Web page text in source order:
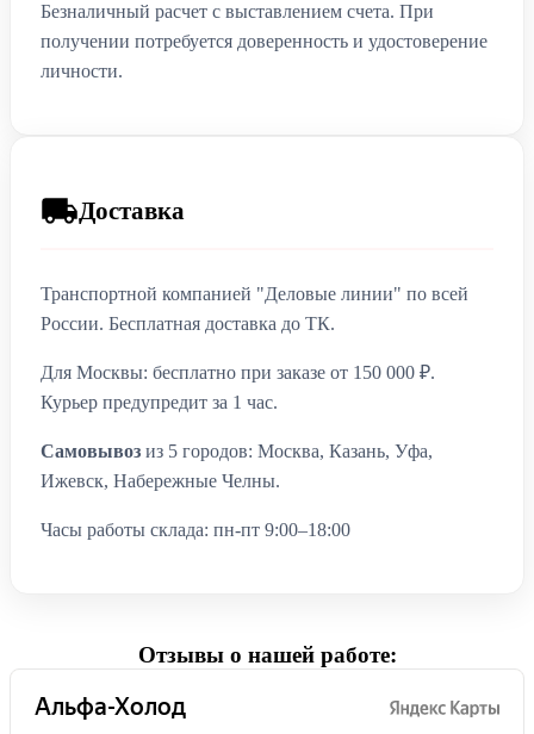
Безналичный расчет с выставлением счета. При
получении потребуется доверенность и удостоверение
личности.
Доставка
Транспортной компанией "Деловые линии" по всей
России. Бесплатная доставка до ТК.
Для Москвы: бесплатно при заказе от 150 000 ₽.
Курьер предупредит за 1 час.
Самовывоз из 5 городов: Москва, Казань, Уфа,
Ижевск, Набережные Челны.
Часы работы склада: пн-пт 9:00–18:00
Отзывы о нашей работе: